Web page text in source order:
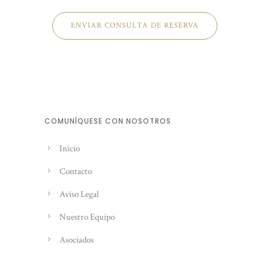
ENVIAR CONSULTA DE RESERVA
COMUNÍQUESE CON NOSOTROS
Inicio
Contacto
Aviso Legal
Nuestro Equipo
Asociados